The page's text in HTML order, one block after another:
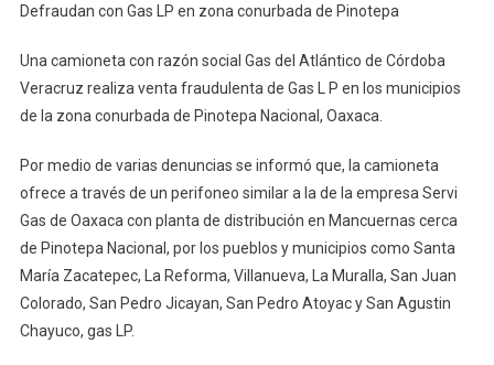
Defraudan con Gas LP en zona conurbada de Pinotepa
Una camioneta con razón social Gas del Atlántico de Córdoba
Veracruz realiza venta fraudulenta de Gas L P en los municipios
de la zona conurbada de Pinotepa Nacional, Oaxaca.
Por medio de varias denuncias se informó que, la camioneta
ofrece a través de un perifoneo similar a la de la empresa Servi
Gas de Oaxaca con planta de distribución en Mancuernas cerca
de Pinotepa Nacional, por los pueblos y municipios como Santa
María Zacatepec, La Reforma, Villanueva, La Muralla, San Juan
Colorado, San Pedro Jicayan, San Pedro Atoyac y San Agustin
Chayuco, gas LP.